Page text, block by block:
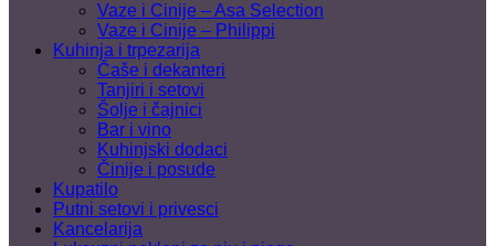
Vaze i Cinije – Asa Selection
Vaze i Cinije – Philippi
Kuhinja i trpezarija
Čaše i dekanteri
Tanjiri i setovi
Šolje i čajnici
Bar i vino
Kuhinjski dodaci
Činije i posude
Kupatilo
Putni setovi i privesci
Kancelarija